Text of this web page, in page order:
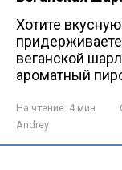
Хотите
веганской
ароматный
На чтение: 4 мин
Andrey